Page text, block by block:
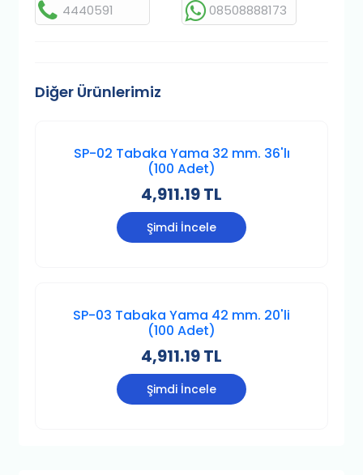
4440591 08508888173
Diğer Ürünlerimiz
SP-02 Tabaka Yama 32 mm. 36'lı
(100 Adet)
4,911.19 TL
Şimdi İncele
SP-03 Tabaka Yama 42 mm. 20'li
(100 Adet)
4,911.19 TL
Şimdi İncele